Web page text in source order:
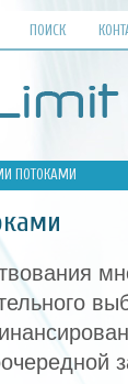
ПОИСК
ПОТОКАМИ